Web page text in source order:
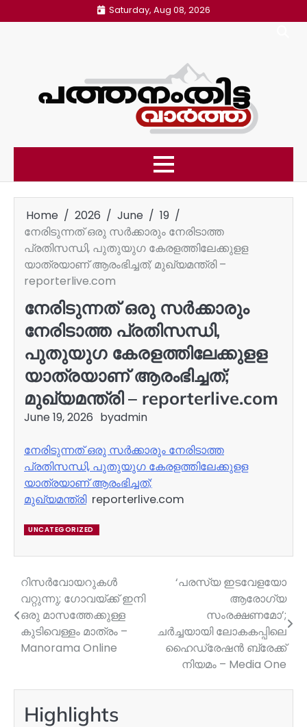
to
Saturday, Aug 08, 2026
Home 2026 June
19
നേരിടുന്നത് ഒരു സർക്കാരും നേരിടാത്ത
പ്രതിസന്ധി, പുതുയുഗ കേരളത്തിലേക്കുളള
യാത്രയാണ് ആരംഭിച്ചത്; മുഖ്യമന്ത്രി –
reporterlive.com
നേരിടുന്നത് ഒരു സർക്കാരും
നേരിടാത്ത പ്രതിസന്ധി,
പുതുയുഗ കേരളത്തിലേക്കുളള
യാത്രയാണ് ആരംഭിച്ചത്;
മുഖ്യമന്ത്രി – reporterlive.com
June 19, 2026 byadmin
നേരിടുന്നത് ഒരു സർക്കാരും നേരിടാത്ത
പ്രതിസന്ധി, പുതുയുഗ കേരളത്തിലേക്കുളള
യാത്രയാണ് ആരംഭിച്ചത്;
മുഖ്യമന്ത്രിreporterlive.com
UNCATEGORIZED
Post
navigation
റിസർവോയറുകൾ
വറ്റുന്നു; ഗോവയ്ക്ക് ഇനി
ഒരു മാസത്തേക്കുള്ള
കുടിവെള്ളം മാത്രം –
Manorama Online
‘പരസ്യ ഇടവേളയോ
ആരോഗ്യ
സംരക്ഷണമോ’;
ചർച്ചയായി ലോകകപ്പിലെ
ഹൈഡ്രേഷൻ ബ്രേക്ക്
നിയമം – Media One
Highlights